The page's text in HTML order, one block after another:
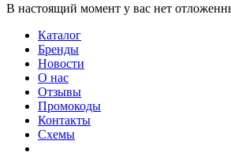
В настоящий момент у вас нет
Каталог
Бренды
Новости
О нас
Отзывы
Промокоды
Контакты
Схемы